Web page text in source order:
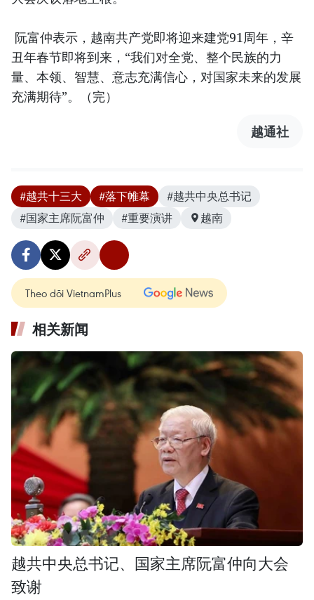
阮富仲表示，越南共产党即将迎来建党91周年，辛
丑年春节即将到来，“我们对全党、整个民族的力
量、本领、智慧、意志充满信心，对国家未来的发展
充满期待”。（完）
越通社
#越共十三大 #落下帷幕
#越共中央总书记
#国家主席阮富仲
#重要演讲 越南
Theo dõi VietnamPlus
相关新闻
越共中央总书记、国家主席阮富仲向大会
致谢